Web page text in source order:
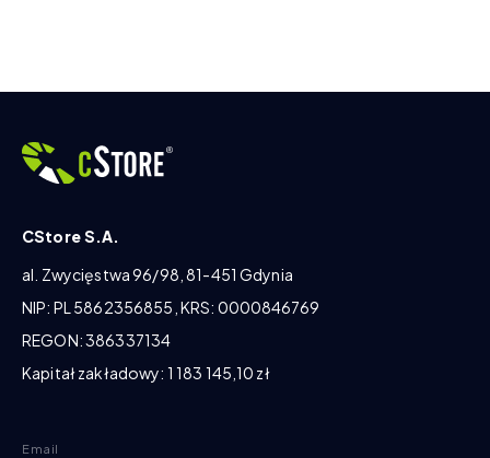
CStore S.A.
al. Zwycięstwa 96/98, 81-451 Gdynia
NIP: PL 5862356855, KRS: 0000846769
REGON: 386337134
Kapitał zakładowy: 1 183 145,10 zł
Email